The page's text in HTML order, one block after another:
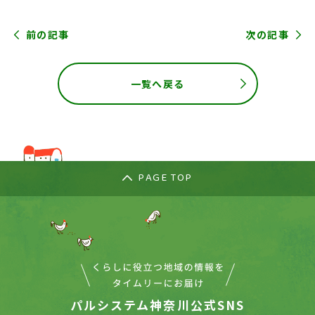
前の記事 次の記事
一覧へ戻る
PAGE TOP
パルシステム神奈川公式SNS